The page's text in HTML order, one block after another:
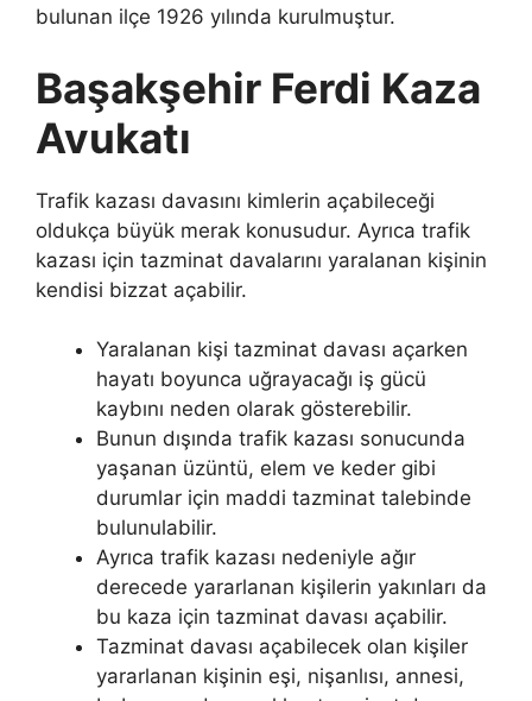
bulunan ilçe 1926 yılında kurulmuştur.
Başakşehir Ferdi Kaza
Avukatı
Trafik kazası davasını kimlerin açabileceği
oldukça büyük merak konusudur. Ayrıca trafik
kazası için tazminat davalarını yaralanan kişinin
kendisi bizzat açabilir.
Yaralanan kişi tazminat davası açarken
hayatı boyunca uğrayacağı iş gücü
kaybını neden olarak gösterebilir.
Bunun dışında trafik kazası sonucunda
yaşanan üzüntü, elem ve keder gibi
durumlar için maddi tazminat talebinde
bulunulabilir.
Ayrıca trafik kazası nedeniyle ağır
derecede yararlanan kişilerin yakınları da
bu kaza için tazminat davası açabilir.
Tazminat davası açabilecek olan kişiler
yararlanan kişinin eşi, nişanlısı, annesi,